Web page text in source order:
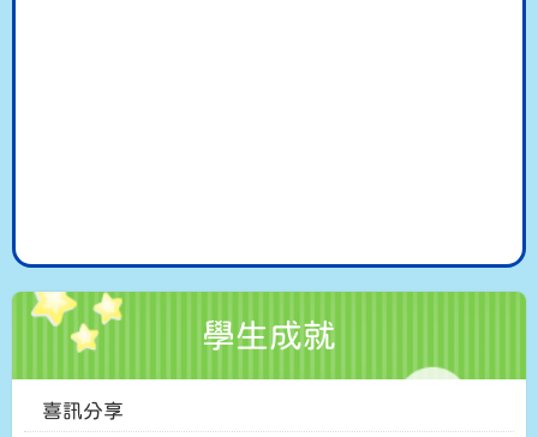
學生成就
喜訊分享